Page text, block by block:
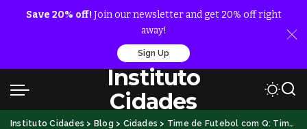
Save 20% off! Join our newsletter and get 20% off right
away!
Sign Up
Instituto
Cidades
Instituto Cidades > Blog > Cidades > Time de Futebol com Q: Times de Futebol com a Letra Q do Brasil e do Mundo